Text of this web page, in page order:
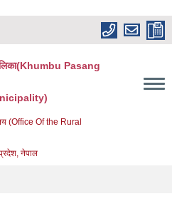
Pasang
(Office Of the Rural
नेपाल